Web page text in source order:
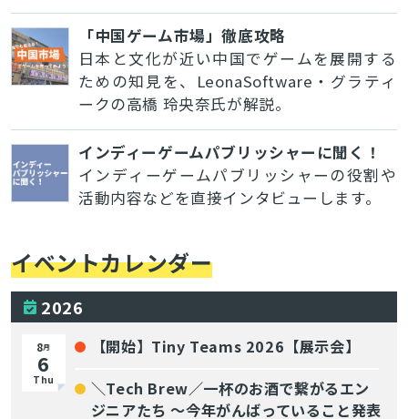
「中国ゲーム市場」徹底攻略
日本と文化が近い中国でゲームを展開する
ための知見を、LeonaSoftware・グラティ
ークの高橋 玲央奈氏が解説。
インディーゲームパブリッシャーに聞く！
インディーゲームパブリッシャーの役割や
活動内容などを直接インタビューします。
イベントカレンダー
2026
8月
6
Thu
【開始】Tiny Teams 2026【展示会】
＼Tech Brew／一杯のお酒で繋がるエン
ジニアたち 〜今年がんばっていること発表